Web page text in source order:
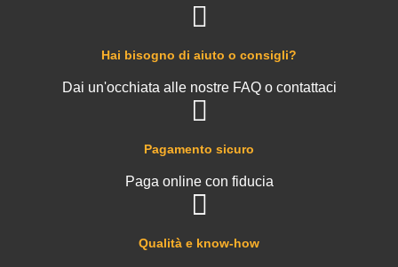
Qualità e know-how
Pagamento sicuro
Paga online con fiducia
Hai bisogno di aiuto o consigli?
Dai un'occhiata alle nostre FAQ o contattaci